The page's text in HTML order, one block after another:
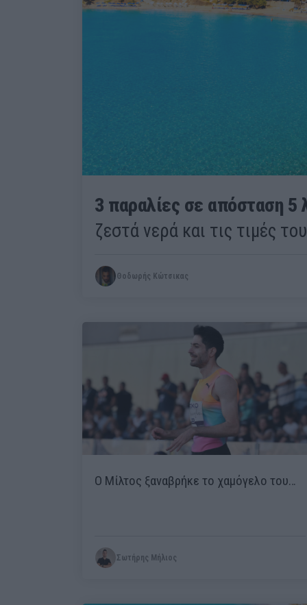
3 παραλίες σε απόσταση 5
ζεστά νερά και τις τιμές
Θοδωρής Κώτσικας
Ο Μίλτος ξαναβρήκε το χαμόγελο του…
Σωτήρης Μήλιος